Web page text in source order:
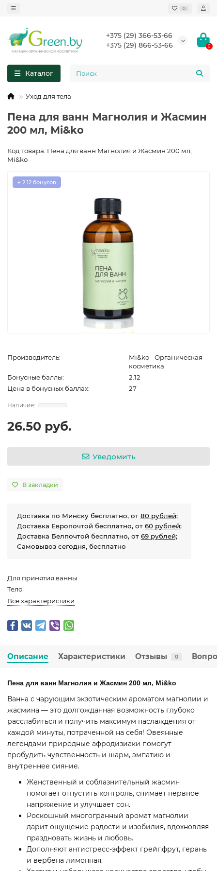
0
+375 (29) 366-53-66
+375 (29) 866-53-66
0
Каталог
Уход для тела
Пена для ванн Магнолия и Жасмин
200 мл, Mi&ko
Код товара: Пена для ванн Магнолия и Жасмин 200 мл,
Mi&ko
+ 2.12 бонусов
Производитель:
Mi&ko - Органическая
косметика
Бонусные баллы:
2.12
Цена в бонусных баллах:
27
26.50 руб.
Уведомить
В закладки
Доставка по Минску бесплатно, от 80 рублей;
Доставка Европочтой бесплатно, от 60 рублей;
Доставка Белпочтой бесплатно, от 69 рублей;
Самовывоз сегодня, бесплатно
Для принятия ванны
Тело
Все характеристики
Описание Характеристики Отзывы 0
Пена для ванн Магнолия и Жасмин 200 мл, Mi&ko
Ванна с чарующим экзотическим ароматом магнолии и
жасмина — это долгожданная возможность глубоко
расслабиться и получить максимум наслаждения от
каждой минуты, потраченной на себя! Овеянные
легендами природные афродизиаки помогут
пробудить чувственность и шарм, эмпатию и
внутреннее сияние.
Женственный и соблазнительный жасмин
помогает отпустить контроль, снимает нервное
напряжение и улучшает сон.
Роскошный многогранный аромат магнолии
дарит ощущение радости и изобилия, вдохновляя
праздновать жизнь и любовь.
Дополняют антистресс-эффект грейпфрут, герань
и вербена лимонная.